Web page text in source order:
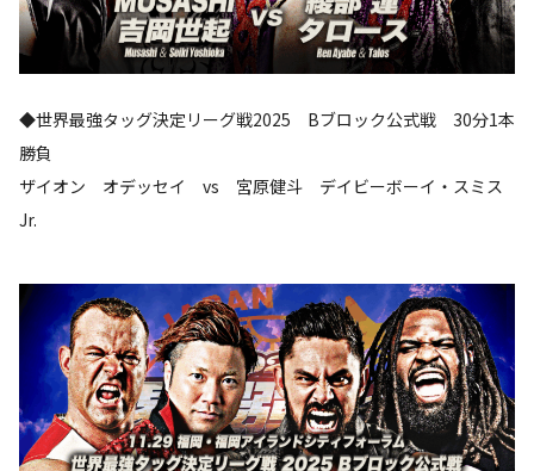
◆世界最強タッグ決定リーグ戦2025 Bブロック公式戦 30分1本
勝負
ザイオン オデッセイ vs 宮原健斗 デイビーボーイ・スミス
Jr.